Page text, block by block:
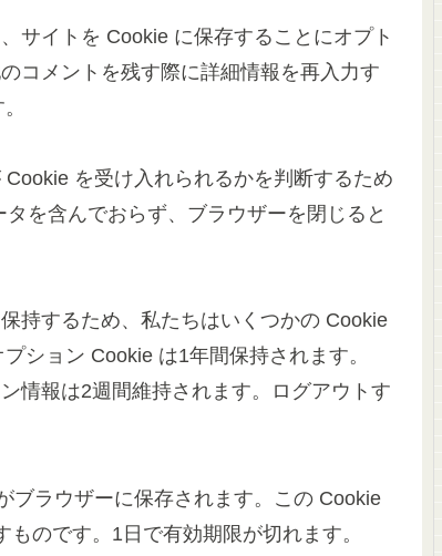
サイトを Cookie に保存することにオプト
コメントを残す際に詳細情報を再入力す
を受け入れられるかを判断するため
を含んでおらず、ブラウザーを閉じると
持するため、私たちはいくつかの Cookie
ション Cookie は1年間保持されます。
情報は2週間維持されます。ログアウトす
ブラウザーに保存されます。この Cookie
のです。1日で有効期限が切れます。